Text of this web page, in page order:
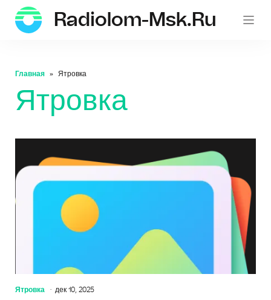
Radiolom-Msk.ru
Главная Ятровка
Ятровка
Ятровка дек 10, 2025